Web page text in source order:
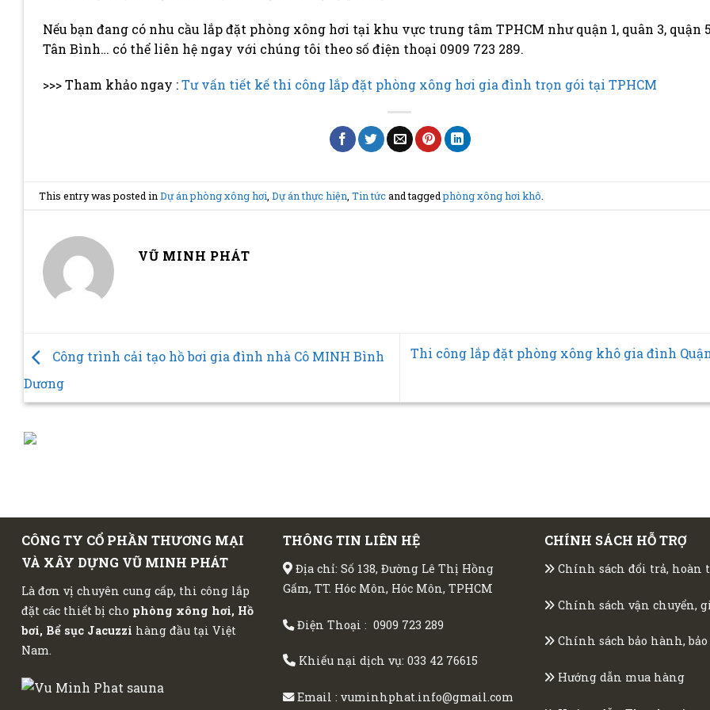
Nếu bạn đang có nhu cầu lắp đặt phòng xông hơi tại khu vực trung tâm TPHCM như quận 1, quân 3, quận
Tân Bình… có thể liên hệ ngay với chúng tôi theo số điện thoại 0909 723 289.
>>> Tham khảo ngay :Tư vấn tiết kế thi công lắp đặt phòng xông hơi gia đình trọn gói tại TPHCM
This entry was posted inDự án phòng xông hơi ,Dự án thực hiện ,Tin tứcand taggedphòng xông hơi khô
VŨ MINH PHÁT
Công trình cải tạo hồ bơi gia đình nhà Cô MINH Bình
Dương
Thi công lắp đặt phòng xông khô gia đình Quận
CÔNG TY CỔ PHẦN THƯƠNG MẠI
VÀ XÂY DỰNG VŨ MINH PHÁT
Là đơn vị chuyên cung cấp, thi công lắp
đặt các thiết bị cho phòng xông hơi, Hồ
bơi, Bể sục Jacuzzi hàng đầu tại Việt
Nam.
THÔNG TIN LIÊN HỆ
Địa chỉ: Số 138, Đường Lê Thị Hồng
Gấm, TT. Hóc Môn, Hóc Môn, TPHCM
Điện Thoại : 0909 723 289
Khiếu nại dịch vụ: 033 42 76615
Email : vuminhphat.info@gmail.com
CHÍNH SÁCH HỖ TRỢ
Chính sách đổi trả, hoàn
Chính sách vận chuyển,
Chính sách bảo hành,
Hướng dẫn mua hàng